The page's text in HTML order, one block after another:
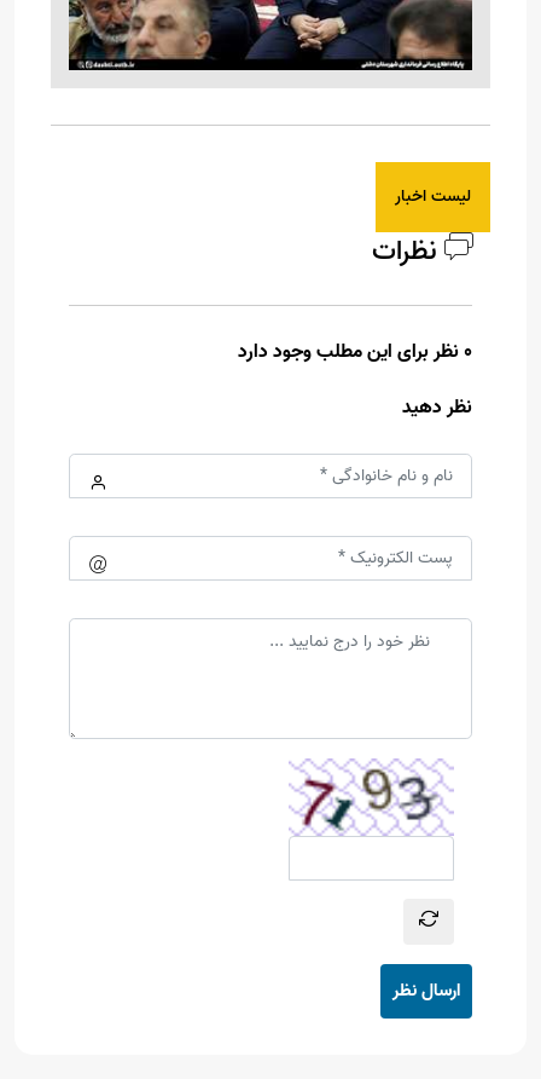
لیست اخبار
نظرات
0 نظر برای این مطلب وجود دارد
نظر دهید
ارسال نظر